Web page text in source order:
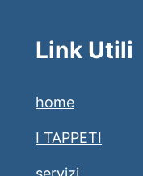
Link Utili
home
I TAPPETI